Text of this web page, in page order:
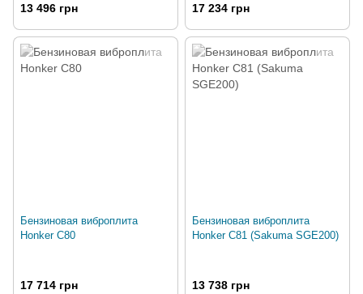
13 496 грн 17 234 грн
Бензиновая виброплита
Honker C80
17 714 грн
Бензиновая виброплита
Honker C81 (Sakuma SGE200)
13 738 грн